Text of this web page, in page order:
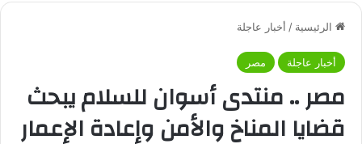
الرئيسية / أخبار عاجلة
أخبار عاجلة مصر
مصر .. منتدى أسوان للسلام يبحث
قضايا المناخ والأمن وإعادة الإعمار